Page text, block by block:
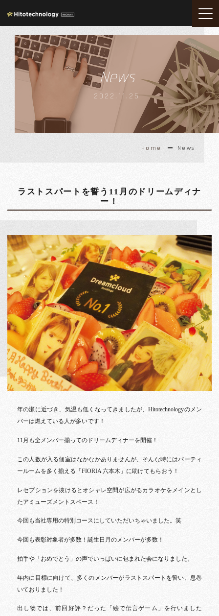
News
2022.11.25
Home News
ラストスパートを誓う11月のドリームディナ
ー！
年の瀬に近づき、気温も低くなってきましたが、Hitotechnologyのメン
バーは燃えている人が多いです！
11月も全メンバー揃ってのドリームディナーを開催！
この人数が入る個室はなかなかありませんが、そんな時にはパーティ
ールームを多く揃える「FIORIA 六本木」に助けてもらおう！
レセプションを抜けるとオシャレ空間が広がるカラオケをメインとし
たアミューズメントスペース！
今回も当社専用の特別コースにしていただいちゃいました。笑
今回も表彰対象者が多数！誕生日月のメンバーが多数！
拍手や「おめでとう」の声でいっぱいに包まれた会になりました。
年内に目標に向けて、多くのメンバーがラストスパートを誓い、息巻
いておりました！
出し物では、前回好評？だった「絵で伝言ゲーム」を行いました